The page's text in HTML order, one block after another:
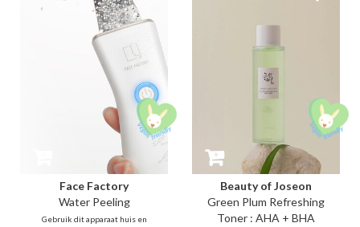
mee-eters en make-up
verwijderen.
de huid te irriteren.
Face Factory
Water Peeling
Gebruik dit apparaat huis en
Beauty of Joseon
Green Plum Refreshing
Toner : AHA + BHA